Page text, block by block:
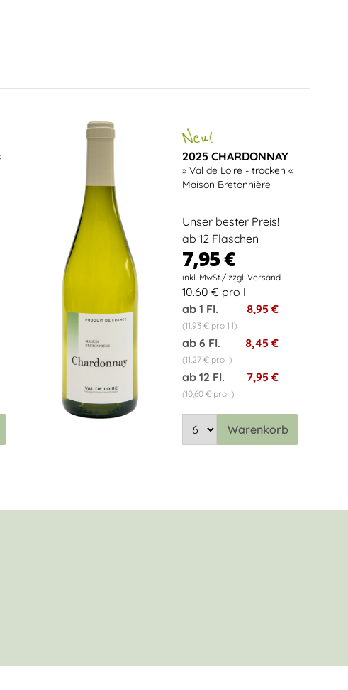
2025 CHARDONNAY
» Val de Loire - trocken «
Maison Bretonnière
Unser bester Preis!
ab 12 Flaschen
7,95 €
10.60 € pro l
ab 1 Fl.
8,95 €
(11,93 € pro 1 l)
ab 6 Fl. 8,45 €
(11,27 € pro l)
ab 12 Fl. 7,95 €
(10,60 € pro l)
Warenkorb